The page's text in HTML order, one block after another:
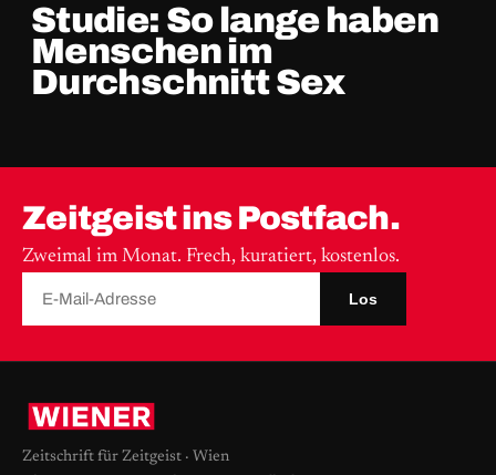
Studie: So lange haben
Menschen im
Durchschnitt Sex
Zeitgeist ins Postfach.
Zweimal im Monat. Frech, kuratiert, kostenlos.
Los
Zeitschrift für Zeitgeist · Wien